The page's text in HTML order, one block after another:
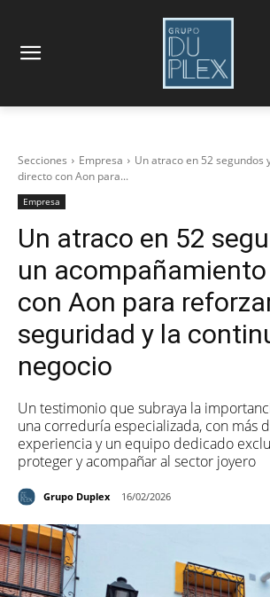
Secciones Empresa
Un atraco en 52 segundos
directo con Aon para...
Empresa
Un atraco en 52
un
con Aon para
seguridad y la
negocio
Un testimonio que subraya la
una correduría especializada, con más
experiencia y un equipo dedicado
proteger y acompañar al sector joyero
Grupo Duplex 16/02/2026